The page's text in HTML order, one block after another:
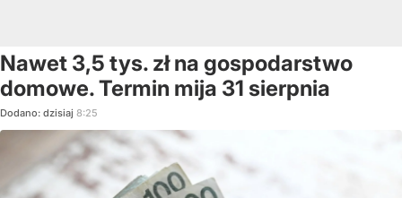
Nawet 3,5 tys. zł na gospodarstwo
domowe. Termin mija 31 sierpnia
Dodano: dzisiaj 8:25